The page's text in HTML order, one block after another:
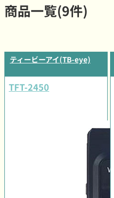
商品一覧(9件)
ティービーアイ(TB-eye)
TFT-2450